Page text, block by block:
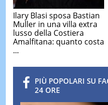
Ilary Blasi sposa Bastian
Muller in una villa extra
lusso della Costiera
Amalfitana: quanto costa
...
PIÙ POPOLARI SU
24 ORE